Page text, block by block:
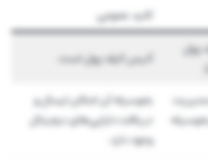
کلید عمومی
پول
آدرس کیف پول است.
به‌وسیله آن امکان ارسال و
دریافت دارایی‌های دیجیتال
وجود دارد.